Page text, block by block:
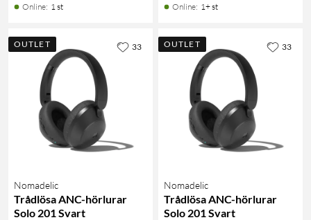
Online: 1 st Online: 1+ st
OUTLET
Nomadelic
Trådlösa ANC-hörlurar
Solo 201 Svart
33 OUTLET
Nomadelic
Trådlösa ANC-hörlurar
Solo 201 Svart
33